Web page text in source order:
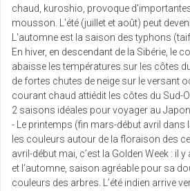
chaud, kuroshio, provoque
mousson. L'été (juillet et août) peut
L'automne est la saison des typhons
En hiver, en descendant de la Sibérie, le
abaisse les températures sur les côtes
de fortes chutes de neige sur le versant
courant chaud attiédit les côtes du Sud-
2 saisons idéales pour voyager au
- Le printemps (fin mars-début avril dans
les couleurs autour de la floraison des
avril-début mai, c’est la Golden Week : il
et l’automne, saison agréable pour sa
couleurs des arbres. L’été indien arrive